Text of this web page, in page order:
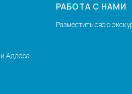
Адлера
РАБОТА С НАМИ
Разместить свою